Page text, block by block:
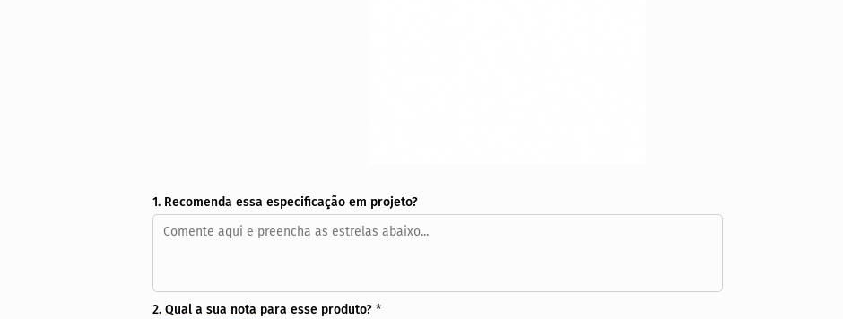
1. Recomenda essa especificação em projeto?
2. Qual a sua nota para esse produto?